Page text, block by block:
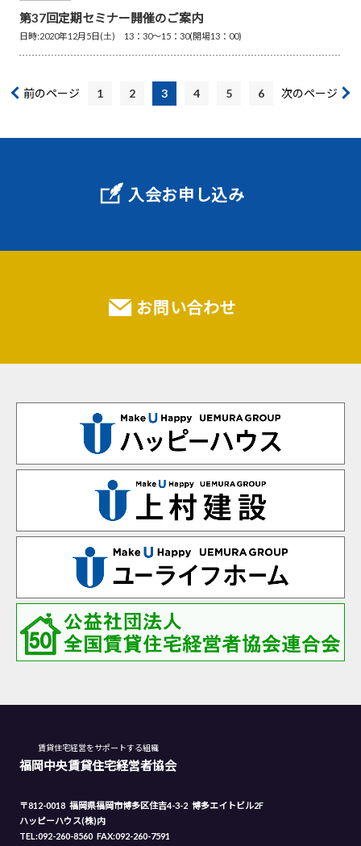
第37回定期セミナー開催のご案内
日時:2020年12月5日(土) 13：30～15：30(開場13：00)
前のページ 1 2 3 4 5 6 次のページ
入会お申し込み
お問い合わせ
賃貸住宅経営をサポートする組織
福岡中央賃貸住宅経営者協会
〒812-0018 福岡県福岡市博多区住吉4-3-2 博多エイトビル2F
ハッピーハウス(株)内
TEL:092-260-8560 FAX:092-260-7591